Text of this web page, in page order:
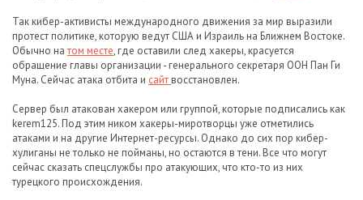
Так кибер-активисты международного движения за мир выразили
протест политике, которую ведут США и Израиль на Ближнем Востоке.
Обычно натом месте, где оставили след хакеры, красуется
обращение главы организации - генерального секретаря ООН Пан Ги
Муна. Сейчас атака отбита и сайт восстановлен.
Сервер был атакован хакером или группой, которые подписались как
kerem125. Под этим ником хакеры-миротворцы уже отметились
атаками и на другие Интернет-ресурсы. Однако до сих пор кибер-
хулиганы не только не пойманы, но остаются в тени. Все что могут
сейчас сказать спецслужбы про атакующих, что кто-то из них
турецкого происхождения.